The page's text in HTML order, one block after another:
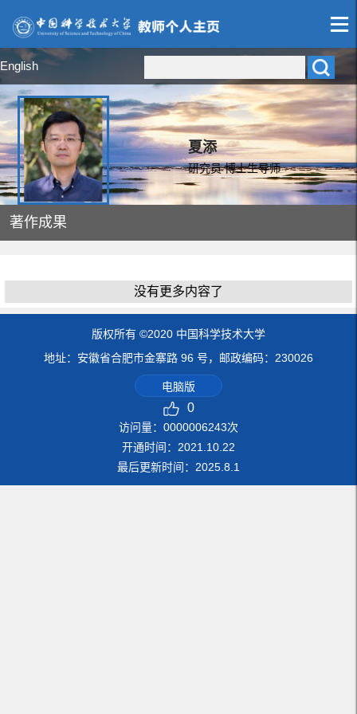
English
夏添
研究员 博士生导师
著作成果
没有更多内容了
版权所有 ©2020 中国科学技术大学
地址：安徽省合肥市金寨路 96 号，邮政编码：230026
电脑版
0
访问量： 0000006243次
开通时间： 2021 10 22
最后更新时间： 2025 8 1